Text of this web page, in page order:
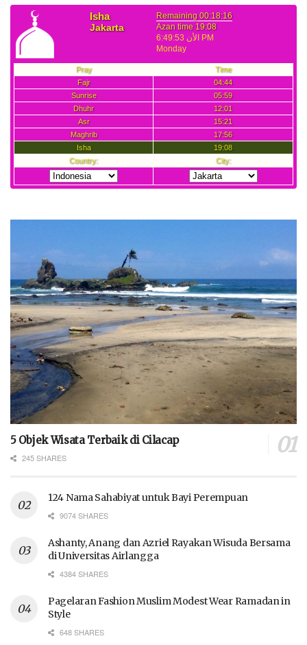
5 Objek Wisata Terbaik di Cilacap
245 SHARES
124 Nama Sahabiyat untuk Bayi Perempuan
9074 SHARES
Ashanty, Anang dan Azriel Rayakan Wisuda Bersama
di Universitas Airlangga
4384 SHARES
Pagelaran Fashion Muslim Modest Wear Ramadan in
Style
648 SHARES